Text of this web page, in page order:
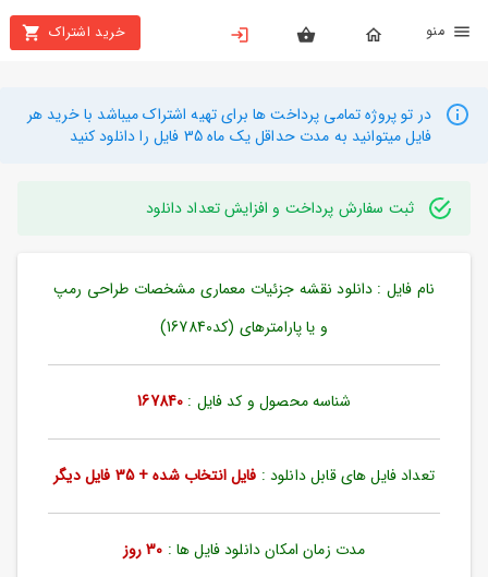
خرید اشتراک
بستن
محصولات
تهیه
راهنما
دانلود
ورود
به
در تو پروژه تمامی پرداخت ها برای تهیه اشتراک میباشد با خرید هر
فایل میتوانید به مدت حداقل یک ماه 35 فایل را دانلود کنید
ثبت سفارش پرداخت و افزایش تعداد دانلود
نام فایل : دانلود نقشه جزئیات معماری مشخصات طراحی رمپ
و یا پارامترهای (کد167840)
شناسه محصول و کد فایل : 167840
تعداد فایل های قابل دانلود : فایل انتخاب شده + 35 فایل دیگر
مدت زمان امکان دانلود فایل ها : 30 روز